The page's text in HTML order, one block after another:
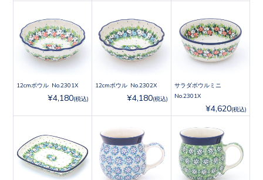
12cmボウル No.2301X
¥4,180(税込)
12cmボウル No.2302X
¥4,180(税込)
サラダボウルミニ
No.2301X
¥4,620(税込)